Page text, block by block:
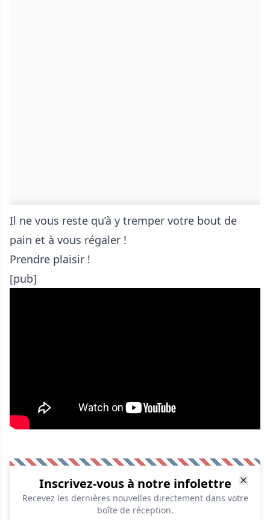
Il ne vous reste qu’à y tremper votre bout de
pain et à vous régaler !
Prendre plaisir !
[pub]
Inscrivez-vous à notre infolettre
Recevez les dernières nouvelles directement dans votre
boîte de réception.